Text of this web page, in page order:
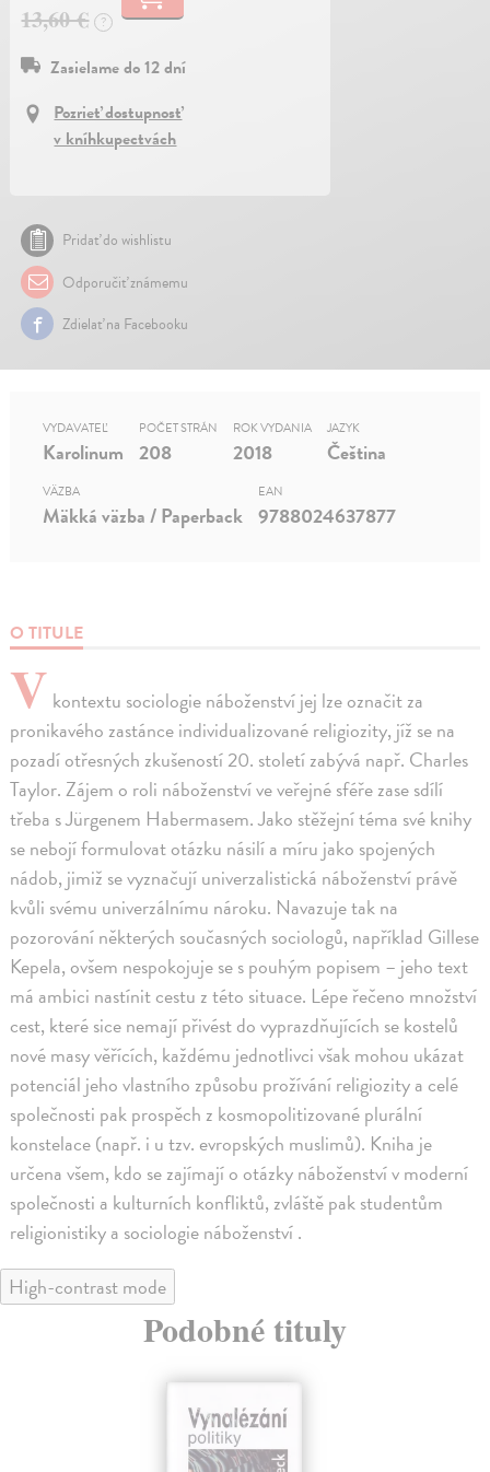
13,60 €
?
Zasielame do 12 dní
Pozrieť dostupnosť
v kníhkupectvách
Pridať do wishlistu
Odporučiť známemu
Zdielať na Facebooku
O TITULE
V kontextu sociologie náboženství jej lze označit za
pronikavého zastánce individualizované religiozity, jíž se na
pozadí otřesných zkušeností 20. století zabývá např. Charles
Taylor. Zájem o roli náboženství ve veřejné sféře zase sdílí
třeba s Jürgenem Habermasem. Jako stěžejní téma své knihy
se nebojí formulovat otázku násilí a míru jako spojených
nádob, jimiž se vyznačují univerzalistická náboženství právě
kvůli svému univerzálnímu nároku. Navazuje tak na
pozorování některých současných sociologů, například Gillese
Kepela, ovšem nespokojuje se s pouhým popisem – jeho text
má ambici nastínit cestu z této situace. Lépe řečeno množství
cest, které sice nemají přivést do vyprazdňujících se kostelů
nové masy věřících, každému jednotlivci však mohou ukázat
potenciál jeho vlastního způsobu prožívání religiozity a celé
společnosti pak prospěch z kosmopolitizované plurální
konstelace (např. i u tzv. evropských muslimů). Kniha je
určena všem, kdo se zajímají o otázky náboženství v moderní
společnosti a kulturních konfliktů, zvláště pak studentům
religionistiky a sociologie náboženství .
VYDAVATEĽ
Karolinum
POČET STRÁN
208
ROK VYDANIA
2018
JAZYK
Čeština
VÄZBA
Mäkká väzba / Paperback
EAN
9788024637877
High-contrast mode
Podobné tituly